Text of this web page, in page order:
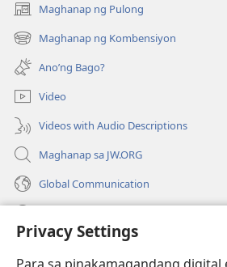
Privacy Settings
Maghanap ng Pulong
(may
bubukas
na
bagong
window)
Maghanap ng Kombensiyon
(may
bubukas
na
bagong
window)
Ano’ng Bago?
Video
Videos with Audio Descriptions
Maghanap sa JW.ORG
Global Communication
(may